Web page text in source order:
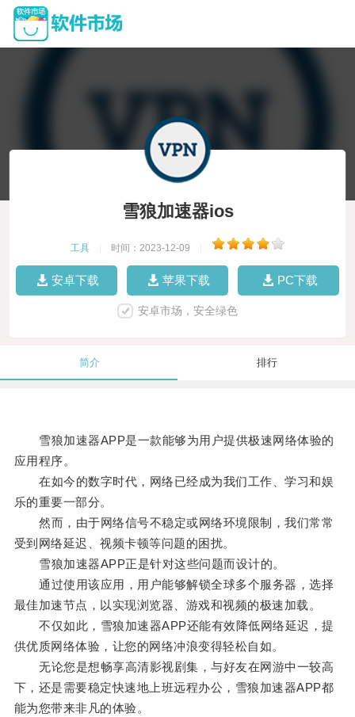
雪狼加速器ios
工具 时间：2023-12-09
安卓下载 苹果下载 PC下载
安卓市场，安全绿色
简介 排行
雪狼加速器APP是一款能够为用户提供极速网络体验的
应用程序。
在如今的数字时代，网络已经成为我们工作、学习和娱
乐的重要一部分。
然而，由于网络信号不稳定或网络环境限制，我们常常
受到网络延迟、视频卡顿等问题的困扰。
雪狼加速器APP正是针对这些问题而设计的。
通过使用该应用，用户能够解锁全球多个服务器，选择
最佳加速节点，以实现浏览器、游戏和视频的极速加载。
不仅如此，雪狼加速器APP还能有效降低网络延迟，提
供优质网络体验，让您的网络冲浪变得轻松自如。
无论您是想畅享高清影视剧集，与好友在网游中一较高
下，还是需要稳定快速地上班远程办公，雪狼加速器APP都
能为您带来非凡的体验。